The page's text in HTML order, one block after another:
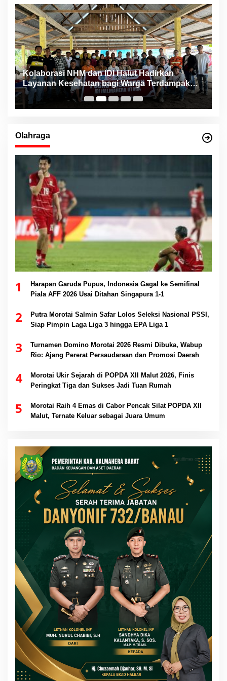
Kolaborasi NHM dan IDI Halut Hadirkan
Layanan Kesehatan bagi Warga Terdampak
Bencana Kao Barat
Olahraga
1
Harapan Garuda Pupus, Indonesia Gagal ke Semifinal
Piala AFF 2026 Usai Ditahan Singapura 1-1
2
Putra Morotai Salmin Safar Lolos Seleksi Nasional PSSI,
Siap Pimpin Laga Liga 3 hingga EPA Liga 1
3
Turnamen Domino Morotai 2026 Resmi Dibuka, Wabup
Rio: Ajang Pererat Persaudaraan dan Promosi Daerah
4
Morotai Ukir Sejarah di POPDA XII Malut 2026, Finis
Peringkat Tiga dan Sukses Jadi Tuan Rumah
5
Morotai Raih 4 Emas di Cabor Pencak Silat POPDA XII
Malut, Ternate Keluar sebagai Juara Umum